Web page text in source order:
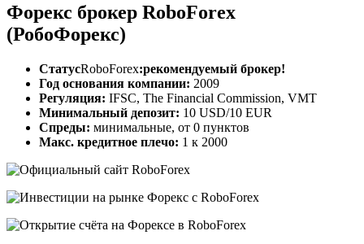
Форекс брокер RoboForex
(РобоФорекс)
СтатусRoboForex:рекомендуемый брокер!
Год основания компании: 2009
Регуляция: IFSC, The Financial Commission, VMT
Минимальный депозит: 10 USD/10 EUR
Спреды: минимальные, от 0 пунктов
Макс. кредитное плечо: 1 к 2000